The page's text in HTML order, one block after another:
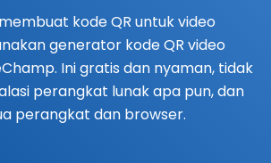
kode QR untuk video
generator kode QR video
Ini gratis dan nyaman, tidak
perangkat lunak apa pun, dan
perangkat dan browser.